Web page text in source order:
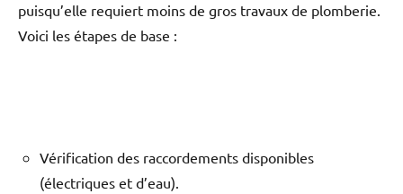
puisqu’elle requiert moins de gros travaux de plomberie.
Voici les étapes de base :
Vérification des raccordements disponibles
(électriques et d’eau).